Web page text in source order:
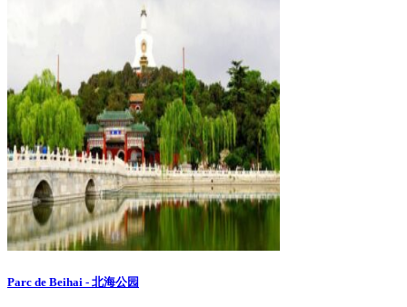
Parc de Beihai - 北海公园